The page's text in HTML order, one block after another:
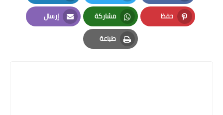
Facebook
Twitter
LinkedIn
حفظ
Pinterest
مشاركة
Whatsapp
إرسال
Email
طباعة
Print